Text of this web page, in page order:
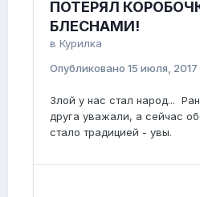
ПОТЕРЯЛ
БЛЕСНАМИ!
в Курилка
Опубликовано 15 июля, 2017
Злой у нас стал народ...
друга уважали, а сейчас
стало традицией - увы.